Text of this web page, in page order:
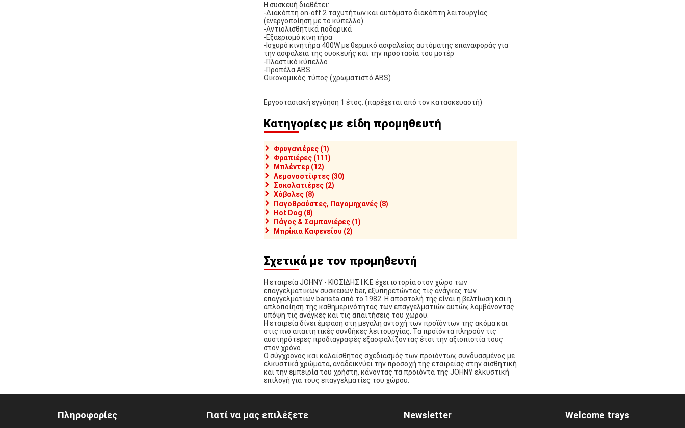
Η συσκευή διαθέτει:
-Διακόπτη on-off 2 ταχυτήτων και αυτόματο διακόπτη λειτουργίας
(ενεργοποίηση με το κύπελλο)
-Αντιολισθητικά ποδαρικά
-Εξαερισμό κινητήρα
-Ισχυρό κινητήρα 400W με θερμικό ασφαλείας αυτόματης επαναφοράς για
την ασφάλεια της συσκευής και την προστασία του μοτέρ
-Πλαστικό κύπελλο
-Προπέλα ABS
Οικονομικός τύπος (χρωματιστό ABS)
Εργοστασιακή εγγύηση 1 έτος. (παρέχεται από τον κατασκευαστή)
Κατηγορίες με είδη προμηθευτή
Φρυγανιέρες (1)
Φραπιέρες (111)
Μπλέντερ (12)
Λεμονοστίφτες (30)
Σοκολατιέρες (2)
Χόβολες (8)
Παγοθραύστες, Παγομηχανές (8)
Hot Dog (8)
Πάγος & Σαμπανιέρες (1)
Μπρίκια Καφενείου (2)
Σχετικά με τον προμηθευτή
Η εταιρεία JOHNY - ΚΙΟΣΙΔΗΣ Ι.Κ.Ε έχει ιστορία στον χώρο των
επαγγελματικών συσκευών bar, εξυπηρετώντας τις ανάγκες των
επαγγελματιών barista από το 1982. Η αποστολή της είναι η βελτίωση και η
απλοποίηση της καθημερινότητας των επαγγελματιών αυτών, λαμβάνοντας
υπόψη τις ανάγκες και τις απαιτήσεις του χώρου.
Η εταιρεία δίνει έμφαση στη μεγάλη αντοχή των προϊόντων της ακόμα και
στις πιο απαιτητικές συνθήκες λειτουργίας. Τα προϊόντα πληρούν τις
αυστηρότερες προδιαγραφές εξασφαλίζοντας έτσι την αξιοπιστία τους
στον χρόνο.
Ο σύγχρονος και καλαίσθητος σχεδιασμός των προϊόντων, συνδυασμένος με
ελκυστικά χρώματα, αναδεικνύει την προσοχή της εταιρείας στην αισθητική
και την εμπειρία του χρήστη, κάνοντας τα προϊόντα της JOHNY ελκυστική
επιλογή για τους επαγγελματίες του χώρου.
Πληροφορίες Γιατί να μας επιλέξετε Newsletter Welcome trays